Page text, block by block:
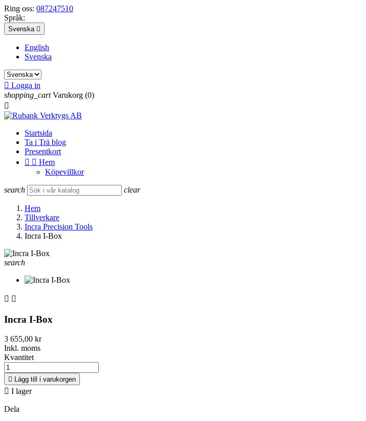
Ring oss: 087247510
Språk:
Svenska 
English
Svenska
 Logga in
shopping_cart Varukorg (0)

Startsida
Ta i Trä blog
Presentkort
  Hem
Köpevillkor
search clear
Hem
Tillverkare
Incra Precision Tools
Incra I-Box
search
 
Incra I-Box
3 655,00 kr
Inkl. moms
Kvantitet
 Lägg till i varukorgen
 I lager
Dela